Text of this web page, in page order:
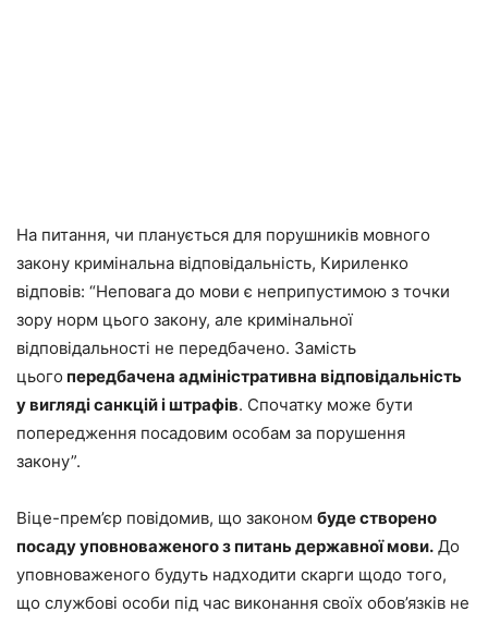
На питання, чи планується для порушників мовного
закону кримінальна відповідальність, Кириленко
відповів: “Неповага до мови є неприпустимою з точки
зору норм цього закону, але кримінальної
відповідальності не передбачено. Замість
цього передбачена адміністративна відповідальність
у вигляді санкцій і штрафів. Спочатку може бути
попередження посадовим особам за порушення
закону”.
Віце-прем’єр повідомив, що законом буде створено
посаду уповноваженого з питань державної мови. До
уповноваженого будуть надходити скарги щодо того,
що службові особи під час виконання своїх обов’язків не